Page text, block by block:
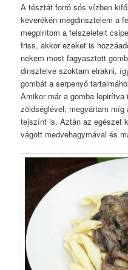
A tésztát forró sós vízben
keverékén megdinsztelem a
megpirítom a felszeletelt
friss, akkor ezeket is
nekem most fagyasztott
dinsztelve szoktam elrakni,
gombát a serpenyő
Amikor már a gomba
zöldséglével, megvártam
tejszínt is. Aztán az egészet
vágott medvehagymával és